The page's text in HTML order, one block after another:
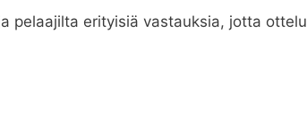
pelaajilta erityisiä vastauksia, jotta ottelu